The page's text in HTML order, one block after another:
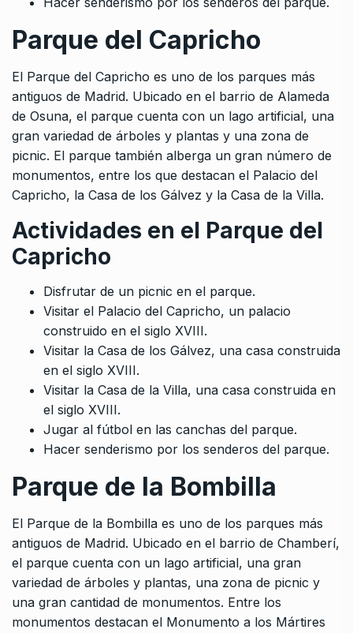
Parque del Capricho
El Parque del Capricho es uno de los parques más
antiguos de Madrid. Ubicado en el barrio de Alameda
de Osuna, el parque cuenta con un lago artificial, una
gran variedad de árboles y plantas y una zona de
picnic. El parque también alberga un gran número de
monumentos, entre los que destacan el Palacio del
Capricho, la Casa de los Gálvez y la Casa de la Villa.
Actividades en el Parque del
Capricho
Disfrutar de un picnic en el parque.
Visitar el Palacio del Capricho, un palacio
construido en el siglo XVIII.
Visitar la Casa de los Gálvez, una casa construida
en el siglo XVIII.
Visitar la Casa de la Villa, una casa construida en
el siglo XVIII.
Jugar al fútbol en las canchas del parque.
Hacer senderismo por los senderos del parque.
Parque de la Bombilla
El Parque de la Bombilla es uno de los parques más
antiguos de Madrid. Ubicado en el barrio de Chamberí,
el parque cuenta con un lago artificial, una gran
variedad de árboles y plantas, una zona de picnic y
una gran cantidad de monumentos. Entre los
monumentos destacan el Monumento a los Mártires